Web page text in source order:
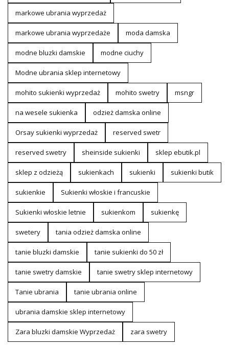
markowe ubrania wyprzedaż
markowe ubrania wyprzedaże moda damska
modne bluzki damskie modne ciuchy
Modne ubrania sklep internetowy
mohito sukienki wyprzedaż mohito swetry msngr
na wesele sukienka odzież damska online
Orsay sukienki wyprzedaż reserved swetr
reserved swetry sheinside sukienki sklep ebutik.pl
sklep z odzieżą sukienkach sukienki sukienki butik
sukienkie Sukienki włoskie i francuskie
Sukienki włoskie letnie sukienkom sukienkę
swetery tania odzież damska online
tanie bluzki damskie tanie sukienki do 50 zł
tanie swetry damskie tanie swetry sklep internetowy
Tanie ubrania tanie ubrania online
ubrania damskie sklep internetowy
Zara bluzki damskie Wyprzedaż zara swetry